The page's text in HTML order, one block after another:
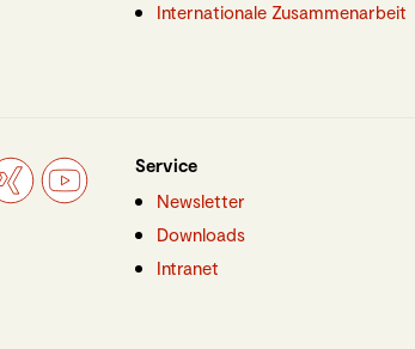
Internationale Zusammenarbeit
Service
Newsletter
Downloads
Intranet